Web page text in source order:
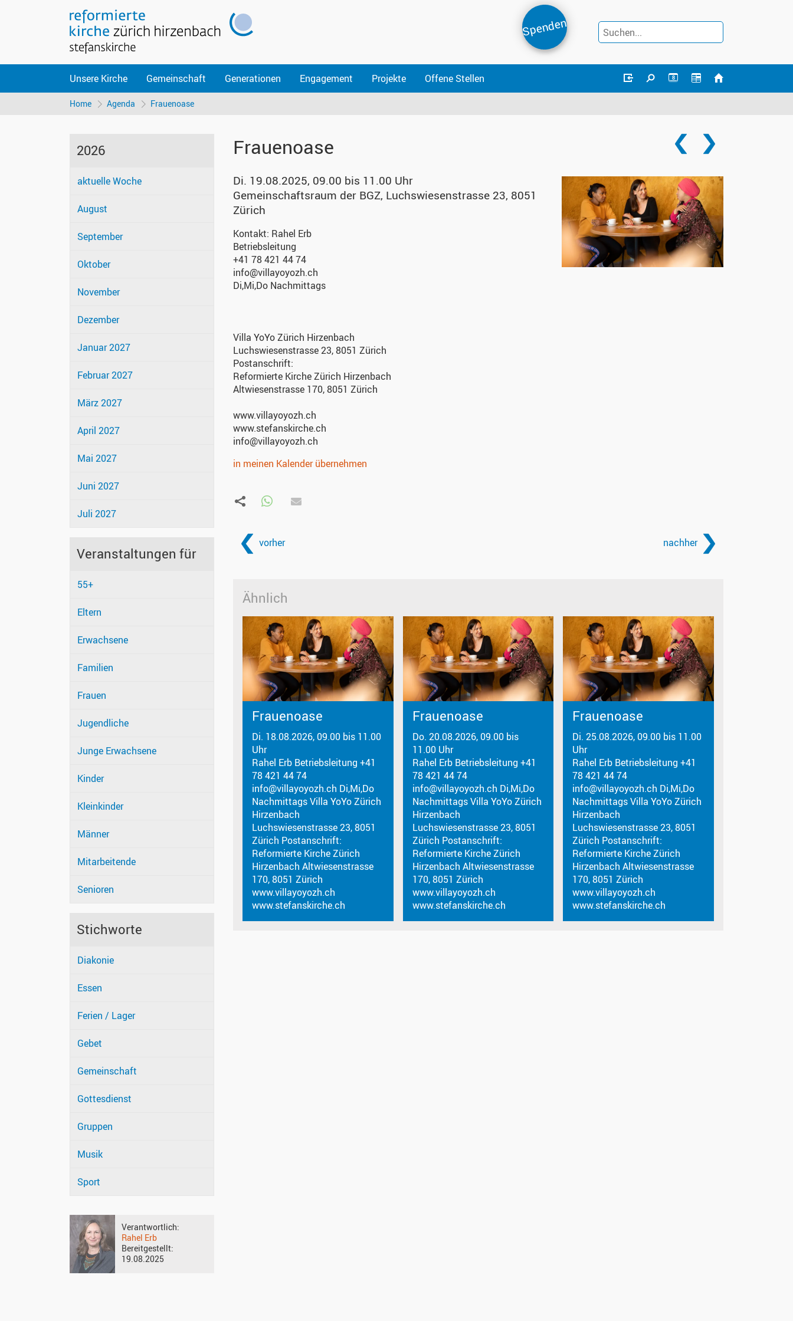
Spenden
8
Unsere Kirche Gemeinschaft Generationen Engagement Projekte Offene Stellen
Home Agenda Frauenoase
2026
aktuelle Woche
August
September
Oktober
November
Dezember
Januar 2027
Februar 2027
März 2027
April 2027
Mai 2027
Juni 2027
Juli 2027
Veranstaltungen für
55+
Eltern
Erwachsene
Familien
Frauen
Jugendliche
Junge Erwachsene
Kinder
Kleinkinder
Männer
Mitarbeitende
Senioren
Stichworte
Diakonie
Essen
Ferien / Lager
Gebet
Gemeinschaft
Gottesdienst
Gruppen
Musik
Sport
Verantwortlich:
Rahel Erb
Bereitgestellt:
19.08.2025
Frauenoase
Di. 19.08.2025, 09.00 bis 11.00 Uhr
Gemeinschaftsraum der BGZ, Luchswiesenstrasse 23, 8051
Zürich
Kontakt: Rahel Erb
Betriebsleitung
+41 78 421 44 74
info@villayoyozh.ch
Di,Mi,Do Nachmittags
Villa YoYo Zürich Hirzenbach
Luchswiesenstrasse 23, 8051 Zürich
Postanschrift:
Reformierte Kirche Zürich Hirzenbach
Altwiesenstrasse 170, 8051 Zürich
www.villayoyozh.ch
www.stefanskirche.ch
info@villayoyozh.ch
in meinen Kalender übernehmen
vorher nachher
Ähnlich
Frauenoase
Di. 18.08.2026, 09.00 bis 11.00
Uhr
Rahel Erb Betriebsleitung +41
78 421 44 74
info@villayoyozh.ch Di,Mi,Do
Nachmittags Villa YoYo Zürich
Hirzenbach
Luchswiesenstrasse 23, 8051
Zürich Postanschrift:
Reformierte Kirche Zürich
Hirzenbach Altwiesenstrasse
170, 8051 Zürich
www.villayoyozh.ch
www.stefanskirche.ch
Frauenoase
Do. 20.08.2026, 09.00 bis
11.00 Uhr
Rahel Erb Betriebsleitung +41
78 421 44 74
info@villayoyozh.ch Di,Mi,Do
Nachmittags Villa YoYo Zürich
Hirzenbach
Luchswiesenstrasse 23, 8051
Zürich Postanschrift:
Reformierte Kirche Zürich
Hirzenbach Altwiesenstrasse
170, 8051 Zürich
www.villayoyozh.ch
www.stefanskirche.ch
Frauenoase
Di. 25.08.2026, 09.00 bis 11.00
Uhr
Rahel Erb Betriebsleitung +41
78 421 44 74
info@villayoyozh.ch Di,Mi,Do
Nachmittags Villa YoYo Zürich
Hirzenbach
Luchswiesenstrasse 23, 8051
Zürich Postanschrift:
Reformierte Kirche Zürich
Hirzenbach Altwiesenstrasse
170, 8051 Zürich
www.villayoyozh.ch
www.stefanskirche.ch